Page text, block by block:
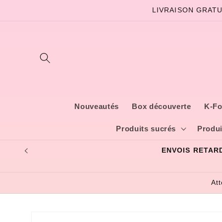
LIVRAISON
Nouveautés Box découverte K-
Produits sucrés